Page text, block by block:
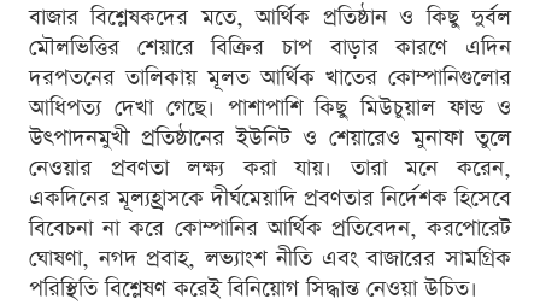
বাজার বিশ্লেষকদের মতে, আর্থিক প্রতিষ্ঠান ও কিছু দুর্বল
মৌলভিত্তির শেয়ারে বিক্রির চাপ বাড়ার কারণে এদিন
দরপতনের তালিকায় মূলত আর্থিক খাতের কোম্পানিগুলোর
আধিপত্য দেখা গেছে। পাশাপাশি কিছু মিউচুয়াল ফান্ড ও
উৎপাদনমুখী প্রতিষ্ঠানের ইউনিট ও শেয়ারেও মুনাফা তুলে
নেওয়ার প্রবণতা লক্ষ্য করা যায়। তারা মনে করেন,
একদিনের মূল্যহ্রাসকে দীর্ঘমেয়াদি প্রবণতার নির্দেশক হিসেবে
বিবেচনা না করে কোম্পানির আর্থিক প্রতিবেদন, করপোরেট
ঘোষণা, নগদ প্রবাহ, লভ্যাংশ নীতি এবং বাজারের সামগ্রিক
পরিস্থিতি বিশ্লেষণ করেই বিনিয়োগ সিদ্ধান্ত নেওয়া উচিত।